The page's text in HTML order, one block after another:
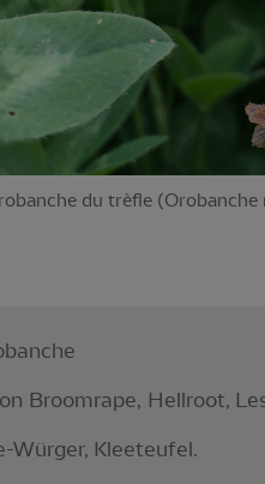
du trèfle
Broomrape, Hellroot,
Würger, Kleeteufel.